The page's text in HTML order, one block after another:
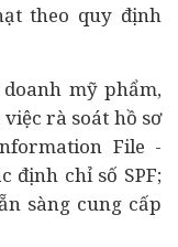
theo quy định
mỹ phẩm,
rà soát hồ sơ
File -
định chỉ số SPF;
sàng cung cấp